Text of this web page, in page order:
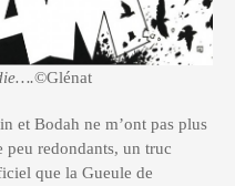
©Glénat
et Bodah ne m’ont pas plus
peu redondants, un truc
que la Gueule de